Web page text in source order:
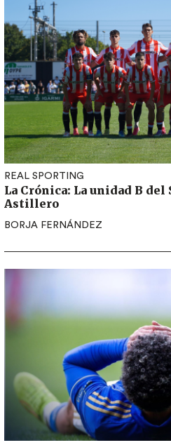
REAL SPORTING
La Crónica: La unidad B
Astillero
BORJA FERNÁNDEZ